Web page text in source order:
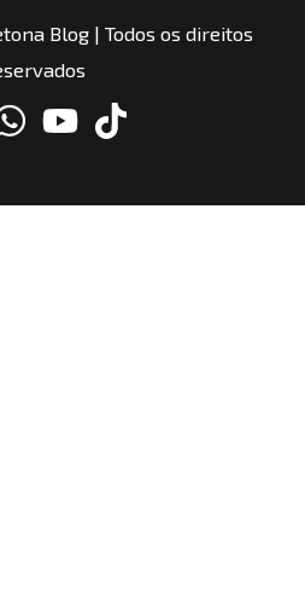
Blog | Todos os direitos